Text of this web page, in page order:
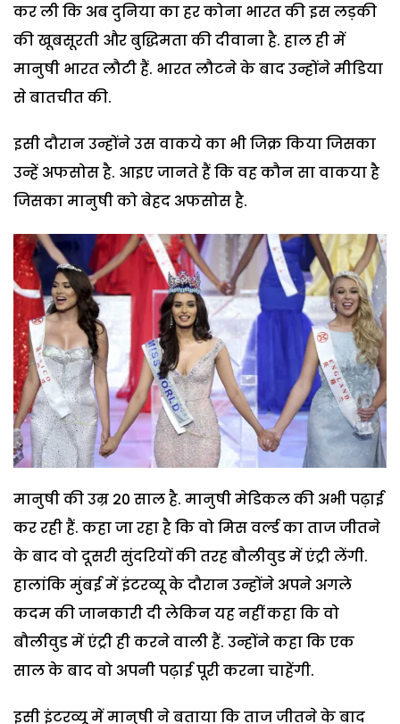
कर ली कि अब दुनिया का हर कोना भारत की इस लड़की
की खूबसूरती और बुद्धिमता की दीवाना है. हाल ही में
मानुषी भारत लौटी हैं. भारत लौटने के बाद उन्होंने मीडिया
से बातचीत की.
इसी दौरान उन्होंने उस वाकये का भी जिक्र किया जिसका
उन्हें अफसोस है. आइए जानते हैं कि वह कौन सा वाकया है
जिसका मानुषी को बेहद अफसोस है.
मानुषी की उम्र 20 साल है. मानुषी मेडिकल की अभी पढ़ाई
कर रही हैं. कहा जा रहा है कि वो मिस वर्ल्ड का ताज जीतने
के बाद वो दूसरी सुंदरियों की तरह बौलीवुड में एंट्री लेंगी.
हालांकि मुंबई में इंटरव्यू के दौरान उन्होंने अपने अगले
कदम की जानकारी दी लेकिन यह नहीं कहा कि वो
बौलीवुड में एंट्री ही करने वाली हैं. उन्होंने कहा कि एक
साल के बाद वो अपनी पढ़ाई पूरी करना चाहेंगी.
इसी इंटरव्यू में मानुषी ने बताया कि ताज जीतने के बाद